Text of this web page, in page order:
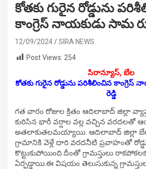
కోతకు గురైన రోడ్డును
కాంగ్రెస్ నాయ‌కుడు సామ
12/09/2024
SIRA NEWS
Post Views: 254
సిరాన్యూస్, బేల‌
కోతకు గురైన రోడ్డును పరిశీలించిన
రెడ్డి
గత వారం రోజుల క్రితం ఆదిలాబాద్ జిల్లా
కురిసిన భారీ వర్షాల వల్ల వచ్చిన వరదలతో
అతలాకుతలమయ్యాయి. ఆదిలాబాద్ జిల్లా
గ్రామానికి వెళ్లే దారి వరదనీటి ప్రవాహంతో
కొట్టుకుపోయింది.దీంతో గ్రామస్తులు
ఏర్పడ్డాయి.ఈ విషయం తెలుసుకున్న